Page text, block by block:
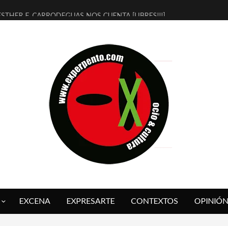
F. CARRODEGUAS NOS CUENTA [LIBRES!!!]
JONDA] DE JUAN GUERRERO ZAMORA
4, LA ESCUELA DEL DIRECTOR TEATRAL CLAUDIO TOLCACHIR
AÑOS (NO ES NADA) DE LA KATARSIS DEL TOMATAZO
JUDÍAS EN #EXVITA
REINVENTAN [BITÁCORA 3.0] EN EXVITA
FLASH PRESENTA EN EXVITA [RELATIVA SENCILLEZ]
BARDAGÍ EN EXVITA INTERPRETANDO A SERRAT
EXCENA EXPRESARTE CONTEXTOS OPINIÓN